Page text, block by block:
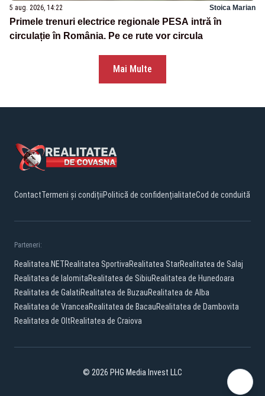
5 aug. 2026, 14:22 Stoica Marian
Primele trenuri electrice regionale PESA intră în
circulație în România. Pe ce rute vor circula
Mai Multe
ContactTermeni și condițiiPolitică de confidențialitateCod de conduită
Parteneri:
Realitatea.NETRealitatea SportivaRealitatea StarRealitatea de Salaj
Realitatea de IalomitaRealitatea de SibiuRealitatea de Hunedoara
Realitatea de GalatiRealitatea de BuzauRealitatea de Alba
Realitatea de VranceaRealitatea de BacauRealitatea de Dambovita
Realitatea de OltRealitatea de Craiova
© 2026 PHG Media Invest LLC